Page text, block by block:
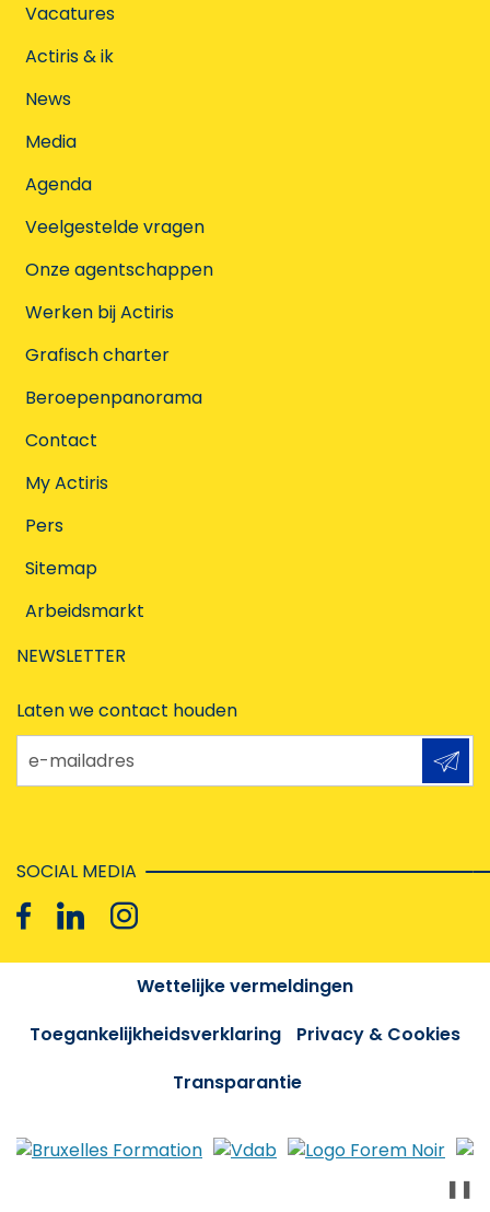
Vacatures
Actiris & ik
News
Media
Agenda
Veelgestelde vragen
Onze agentschappen
Werken bij Actiris
Grafisch charter
Beroepenpanorama
Contact
My Actiris
Pers
Sitemap
Arbeidsmarkt
NEWSLETTER
Laten we contact houden
e-mailadres
SOCIAL MEDIA
Wettelijke vermeldingen
Toegankelijkheidsverklaring
Privacy & Cookies
Transparantie
❚❚